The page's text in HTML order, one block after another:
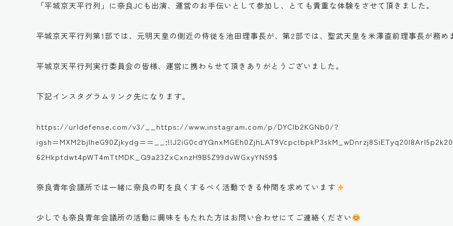
「平城京天平行列」に奈良JCも出演、運営のお手伝いとして参加し、とても貴重な体験をさせて頂きました。
平城京天平行列第1部では、元明天皇の側近の侍従を池田理事長が、第2部では、聖武天皇を米澤直前理事長が務め
平城京天平行列実行委員会の皆様、運営に携わらせて頂きありがとうございました。
下記インスタグラムリンク先になります。
https://urldefense.com/v3/__https://www.instagram.com/p/DYCIb2KGNb0/?
62Hkptdwt4pWT4mTtMDK_Q9a23ZxCxnzH9B5Z99dvWGxyYN59$
奈良青年会議所では一緒に奈良の町を良くするべく活動できる仲間を求めています
少しでも奈良青年会議所の活動に興味をもたれた方はお問い合わせにてご連絡ください